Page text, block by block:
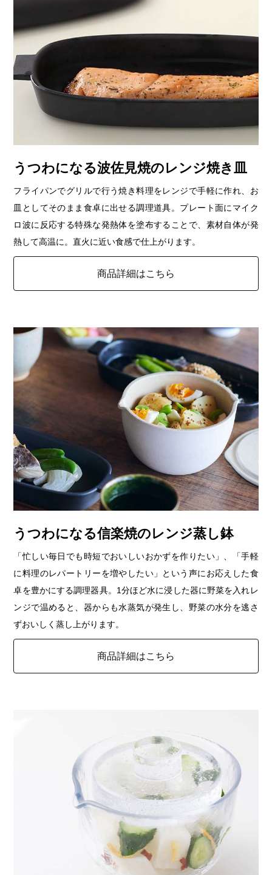
うつわになる波佐見焼のレンジ焼き皿
フライパンでグリルで行う焼き料理をレンジで手軽に作れ、お
皿としてそのまま食卓に出せる調理道具。プレート面にマイク
ロ波に反応する特殊な発熱体を塗布することで、素材自体が発
熱して高温に。直火に近い食感で仕上がります。
商品詳細はこちら
うつわになる信楽焼のレンジ蒸し鉢
「忙しい毎日でも時短でおいしいおかずを作りたい」、「手軽
に料理のレパートリーを増やしたい」という声にお応えした食
卓を豊かにする調理器具。1分ほど水に浸した器に野菜を入れレ
ンジで温めると、器からも水蒸気が発生し、野菜の水分を逃さ
ずおいしく蒸し上がります。
商品詳細はこちら